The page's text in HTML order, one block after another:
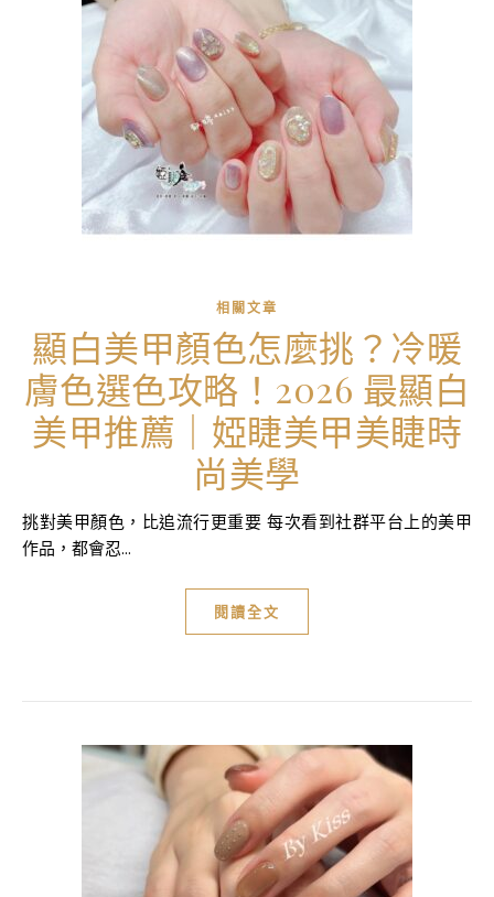
相關文章
顯白美甲顏色怎麼挑？冷暖
膚色選色攻略！2026 最顯白
美甲推薦｜婭睫美甲美睫時
尚美學
挑對美甲顏色，比追流行更重要 每次看到社群平台上的美甲
作品，都會忍...
閱讀全文